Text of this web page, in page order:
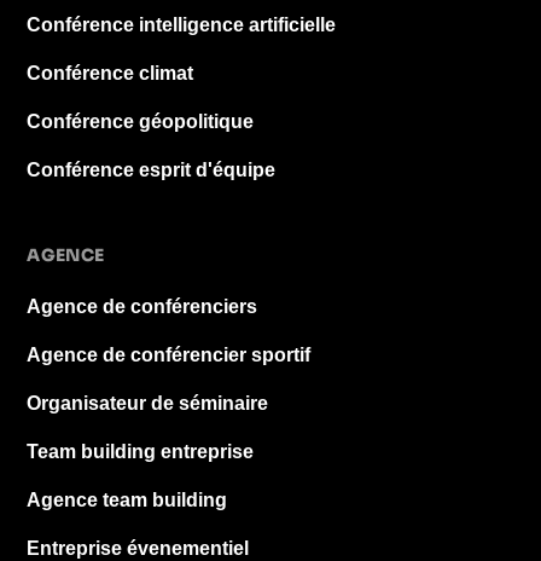
Conférence intelligence artificielle
Conférence climat
Conférence géopolitique
Conférence esprit d'équipe
AGENCE
Agence de conférenciers
Agence de conférencier sportif
Organisateur de séminaire
Team building entreprise
Agence team building
Entreprise évenementiel